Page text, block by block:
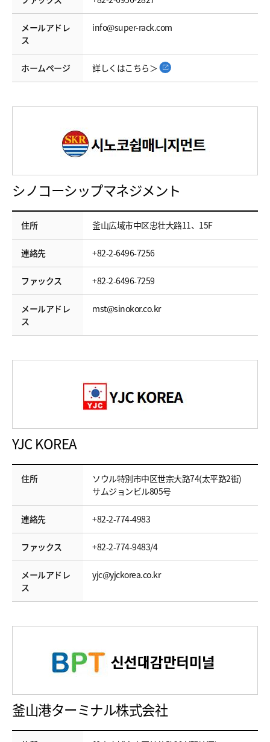
メールアドレ
ス
info@super-rack.com
ホームページ 詳しくはこちら＞
シノコーシップマネジメント
住所 釜山広域市中区忠壮大路11、15F
連絡先 +82-2-6496-7256
ファックス +82-2-6496-7259
メールアドレ
ス
mst@sinokor.co.kr
YJC KOREA
住所
ソウル特別市中区世宗大路74(太平路2街)
サムジョンビル805号
連絡先 +82-2-774-4983
ファックス +82-2-774-9483/4
メールアドレ
ス
yjc@yjckorea.co.kr
釜山港ターミナル株式会社